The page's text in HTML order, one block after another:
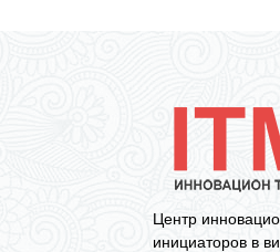
Центр
инициаторов в